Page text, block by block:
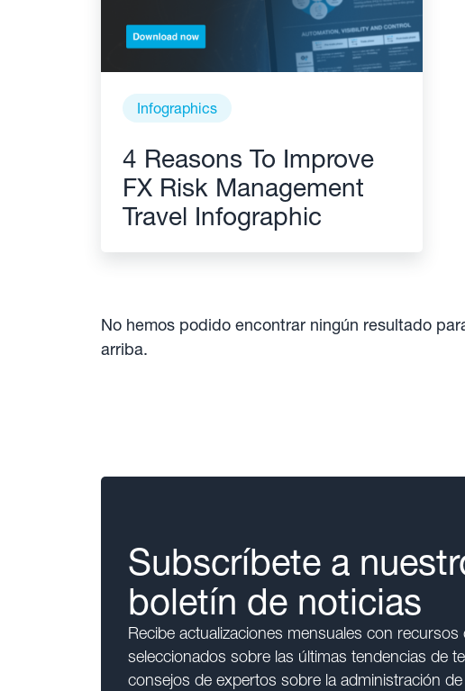
Infographics
4 Reasons To Improve
FX Risk Management
Travel Infographic
No hemos podido encontrar ningún resultado
arriba.
Subscríbete a
boletín de noticias
Recibe actualizaciones mensuales con
seleccionados sobre las últimas tendencias de
consejos de expertos sobre la administración